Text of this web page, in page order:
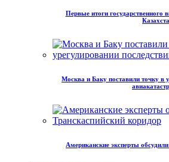
Первые итоги государственного
Москва и Баку поставили точку в
Американские эксперты